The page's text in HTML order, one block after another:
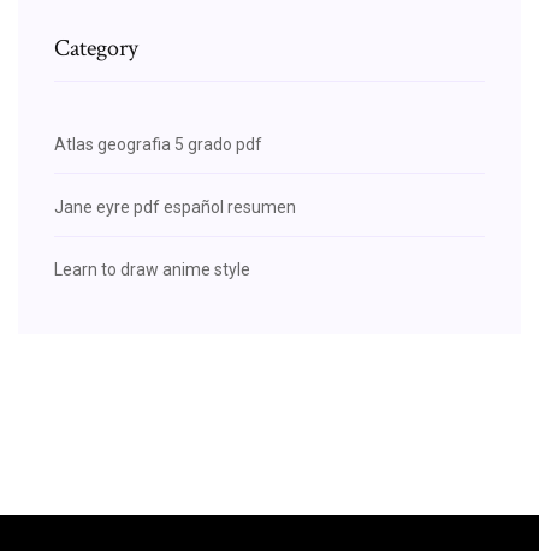
Category
Atlas geografia 5 grado pdf
Jane eyre pdf español resumen
Learn to draw anime style